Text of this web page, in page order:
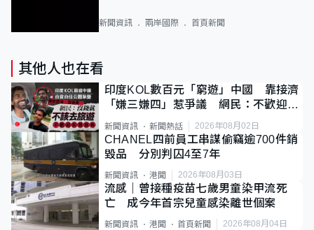
新聞資訊 兩岸國際 首頁新聞
其他人也在看
印度KOL數百元「窮遊」中國 靠接濟
「嫌三嫌四」惹爭議 網民：不歡迎劣
質旅客
新聞資訊 新聞熱話 2026年08月02日
CHANEL四前員工串謀偷竊逾700件銷
毀品 分別判囚4至7年
新聞資訊 港聞 2026年08月03日
流感｜曾接種疫苗七歲男童染甲流死
亡 成今年首宗兒童感染離世個案
新聞資訊 港聞 首頁新聞 2026年08月04日